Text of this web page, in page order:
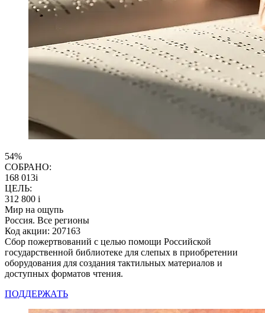
54%
СОБРАНО:
168 013i
ЦЕЛЬ:
312 800 i
Мир на ощупь
Россия. Все регионы
Код акции: 207163
Сбор пожертвований с целью помощи Российской
государственной библиотеке для слепых в приобретении
оборудования для создания тактильных материалов и
доступных форматов чтения.
ПОДДЕРЖАТЬ